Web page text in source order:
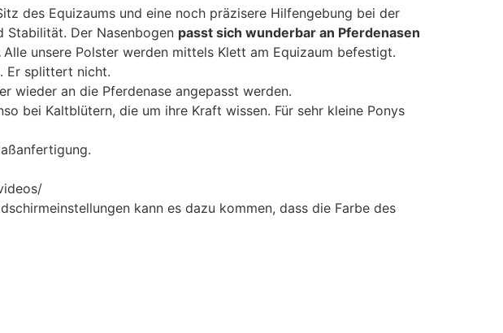
des Equizaums und eine noch präzisere Hilfengebung bei der
Stabilität. Der Nasenbogen passt sich wunderbar an Pferdenasen
Alle unsere Polster werden mittels Klett am Equizaum befestigt.
Er splittert nicht.
wieder an die Pferdenase angepasst werden.
bei Kaltblütern, die um ihre Kraft wissen. Für sehr kleine Ponys
kann es dazu kommen, dass die Farbe des